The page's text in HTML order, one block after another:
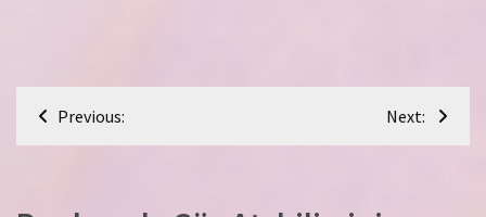
Yazı
gezinmesi
Previous: Next: